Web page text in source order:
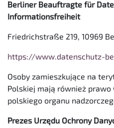
Berliner Beauftragte für
Informationsfreiheit
Friedrichstraße 219, 10969
https://www.datenschutz-
Osoby zamieszkujące na
Polskiej mają również
polskiego organu
Prezes Urzędu Ochrony